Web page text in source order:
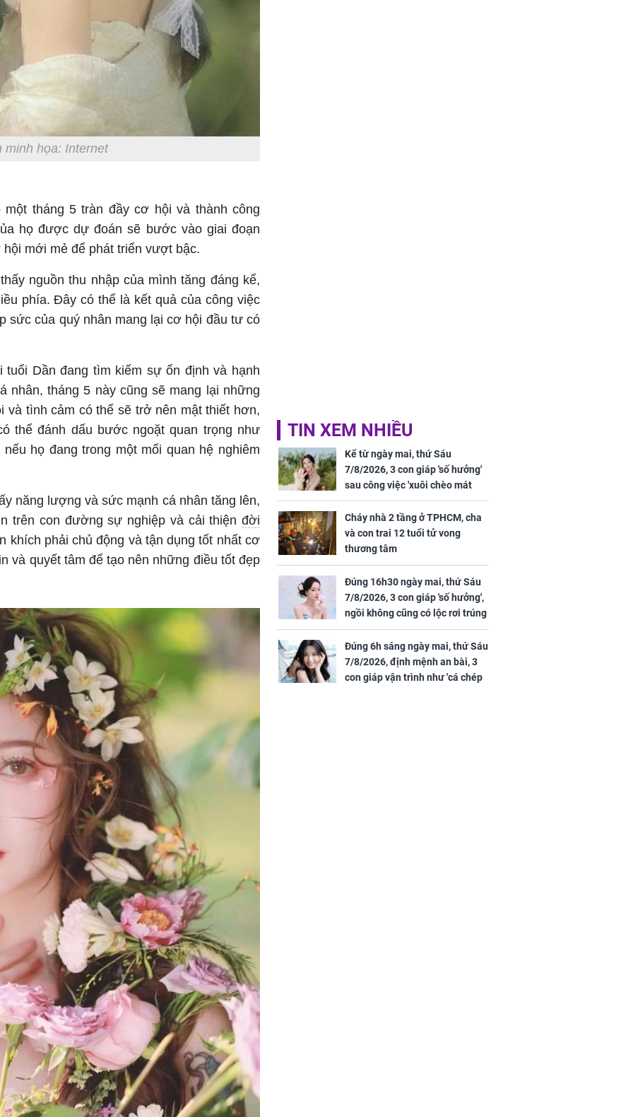
minh họa: Internet
tháng 5 tràn đầy cơ hội và thành công
họ được dự đoán sẽ bước vào giai đoạn
mới mẻ để phát triển vượt bậc.
nguồn thu nhập của mình tăng đáng kể,
phía. Đây có thể là kết quả của công việc
sức của quý nhân mang lại cơ hội đầu tư có
Dần đang tìm kiếm sự ổn định và hạnh
nhân, tháng 5 này cũng sẽ mang lại những
và tình cảm có thể sẽ trở nên mật thiết hơn,
thể đánh dấu bước ngoặt quan trọng như
họ đang trong một mối quan hệ nghiêm
năng lượng và sức mạnh cá nhân tăng lên,
trên con đường sự nghiệp và cải thiện đời
khích phải chủ động và tận dụng tốt nhất cơ
và quyết tâm để tạo nên những điều tốt đẹp
TIN XEM NHIỀU
Kể từ ngày mai, thứ Sáu
7/8/2026, 3 con giáp 'số hưởng'
sau công việc 'xuôi chèo mát
mái', tiền tài 'thu về như nước',
tình duyên viên mãn
Cháy nhà 2 tầng ở TPHCM, cha
và con trai 12 tuổi tử vong
thương tâm
Đúng 16h30 ngày mai, thứ Sáu
7/8/2026, 3 con giáp 'số hưởng',
ngồi không cũng có lộc rơi trúng
đầu, vừa tránh được họa vừa có
tiền vàng
Đúng 6h sáng ngày mai, thứ Sáu
7/8/2026, định mệnh an bài, 3
con giáp vận trình như 'cá chép